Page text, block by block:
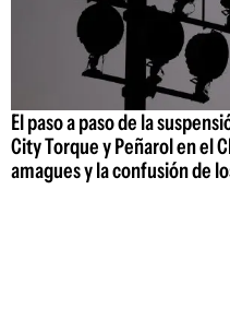
El paso a paso de la
City Torque y Peñarol en el
amagues y la confusión de